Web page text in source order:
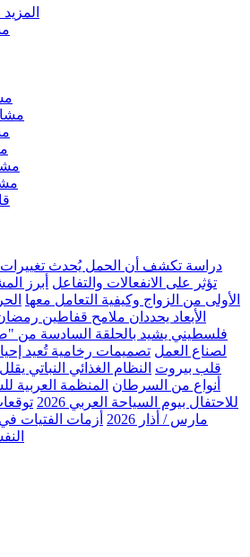
دراسة تكشف أن الحمل يُحدث
تؤثر على الانفعالات والتفاعل أبرز
الأولى من الزواج وكيفية التعامل معها
الأبعاد يحددان ملامح قفاطين رمضان 2026 لدى
فلسطيني يشيد بالحلقة السادسة من
لصناع العمل تصميمات رخامية تُعيد
قلب بيروت النظام الغذائي النباتي
أنواع من السرطان المنظمة العربية
للاحتفال بيوم السياحة العربي 2026
مارس / أذار 2026
أزمات الفتيات